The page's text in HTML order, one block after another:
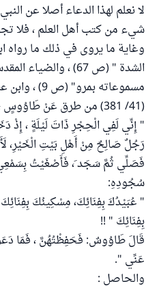
لا نعلم لهذا الدعاء أصلا عن
شيء من كتب أهل العلم ، فلا
وغاية ما يروى في ذلك ما رواه
الشدة " (ص 67) ،
مسموعاته
(41/ 381) من طرق عَنْ طَاوُوسٍ ، قَالَ :
" إِنِّي لَفِي الْحِجْرِ ذَاتَ لَيْلَةٍ ،
رَجُلٌ صَالِحٌ مِنْ أَهْلِ بَيْتِ الْخَيْرِ،
فَصَلِّي ثُمَّ سَجَد َ، فَأَصْغَيْتُ
سُجُودِهِ:
" عُبَيْدُكَ بِفِنَائِكَ، مِسْكِينُكَ
بِفِنَائِكَ " !!
قَالَ طَاوُوسٌ: فَحَفِظْتُهُنَّ ، فَمَا
عَنِّي ".
والحاصل :